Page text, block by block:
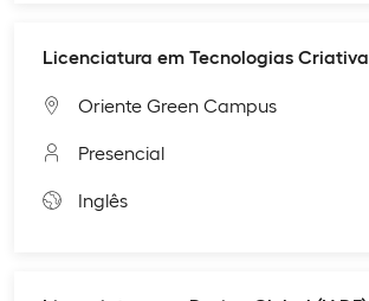
Licenciatura em Tecnologias
Oriente Green Campus
Presencial
Inglês